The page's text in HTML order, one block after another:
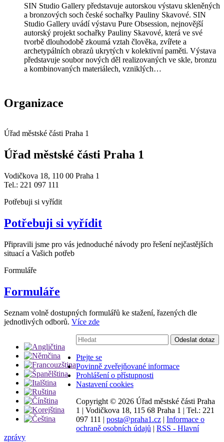
SIN Studio Gallery představuje autorskou výstavu skleněných
a bronzových soch české sochařky Pauliny Skavové. SIN
Studio Gallery uvádí výstavu Pure Obsession, nejnovější
autorský projekt sochařky Pauliny Skavové, která ve své
tvorbě dlouhodobě zkoumá vztah člověka, zvířete a
archetypálních obrazů ukrytých v kolektivní paměti. Výstava
představuje soubor nových děl realizovaných ve skle, bronzu
a kombinovaných materiálech, vzniklých…
Organizace
Úřad městské části Praha 1
Úřad městské části Praha 1
Vodičkova 18, 110 00 Praha 1
Tel.: 221 097 111
Potřebuji si vyřídit
Potřebuji si vyřídit
Připravili jsme pro vás jednoduché návody pro řešení nejčastějších
situací a Vašich potřeb
Formuláře
Formuláře
Seznam volně dostupných formulářů ke stažení, řazených dle
jednotlivých odborů. Více zde
Vyhledávání:
Odeslat dotaz
Ptejte se
Povinně zveřejňované informace
Prohlášení o přístupnosti
Nastavení cookies
Copyright © 2026 Úřad městské části Praha
1 | Vodičkova 18, 115 68 Praha 1 | Tel.: 221
097 111 | posta@praha1.cz | Informace o
ochraně osobních údajů | RSS - Hlavní
zprávy